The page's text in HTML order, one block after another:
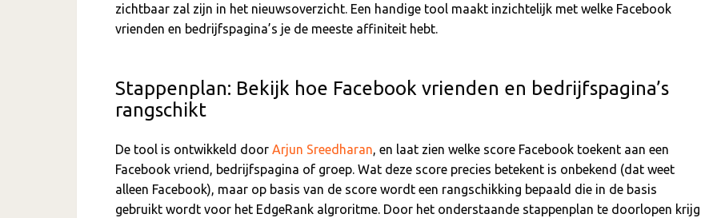
zichtbaar zal zijn in het nieuwsoverzicht. Een handige tool maakt inzichtelijk met welke Facebook
vrienden en bedrijfspagina’s je de meeste affiniteit hebt.
Stappenplan: Bekijk hoe Facebook vrienden en bedrijfspagina’s
rangschikt
De tool is ontwikkeld door Arjun Sreedharan , en laat zien welke score Facebook toekent aan een
Facebook vriend, bedrijfspagina of groep. Wat deze score precies betekent is onbekend (dat weet
alleen Facebook), maar op basis van de score wordt een rangschikking bepaald die in de basis
gebruikt wordt voor het EdgeRank algroritme. Door het onderstaande stappenplan te doorlopen krijg